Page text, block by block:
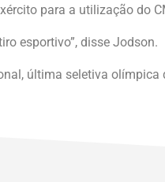
para a utilização do
esportivo”, disse Jodson.
última seletiva olímpica